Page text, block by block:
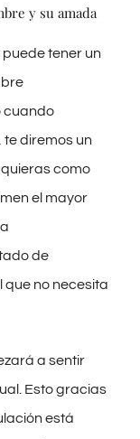
y su amada
tener un
cuando
diremos un
como
el mayor
de
que no necesita
a sentir
Esto gracias
está